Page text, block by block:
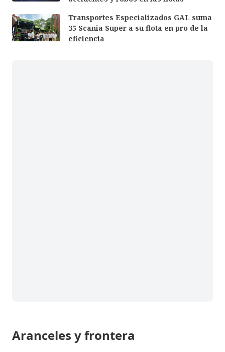
Transportes Especializados GAL suma
35 Scania Super a su flota en pro de la
eficiencia
Aranceles y frontera